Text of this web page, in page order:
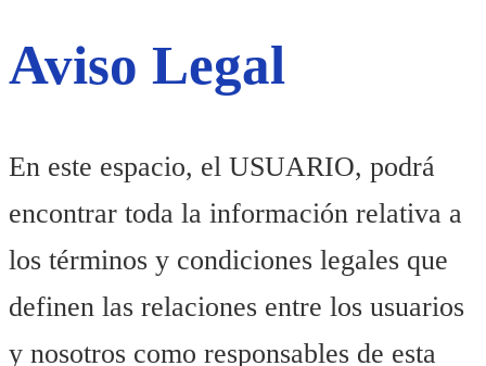
Aviso Legal
En este espacio, el USUARIO, podrá
encontrar toda la información relativa a
los términos y condiciones legales que
definen las relaciones entre los usuarios
y nosotros como responsables de esta